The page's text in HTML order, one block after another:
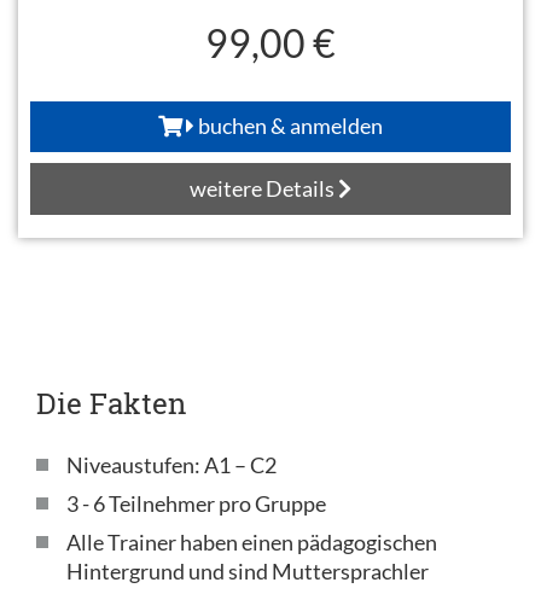
99,00 €
buchen & anmelden
weitere Details
Die Fakten
Niveaustufen: A1 – C2
3 - 6 Teilnehmer pro Gruppe
Alle Trainer haben einen pädagogischen
Hintergrund und sind Muttersprachler